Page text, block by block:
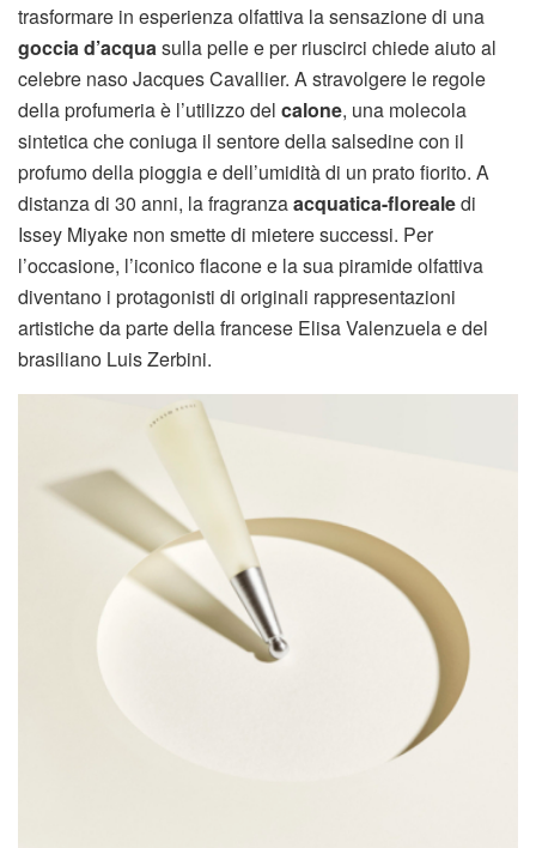
trasformare in esperienza olfattiva la sensazione di una
goccia d’acquasulla pelle e per riuscirci chiede aiuto al
celebre naso Jacques Cavallier. A stravolgere le regole
della profumeria è l’utilizzo del calone, una molecola
sintetica che coniuga il sentore della salsedine con il
profumo della pioggia e dell’umidità di un prato fiorito. A
distanza di 30 anni, la fragranzaacquatica-florealedi
Issey Miyake non smette di mietere successi. Per
l’occasione, l’iconico flacone e la sua piramide olfattiva
diventano i protagonisti di originali rappresentazioni
artistiche da parte della francese Elisa Valenzuela e del
brasiliano Luis Zerbini.